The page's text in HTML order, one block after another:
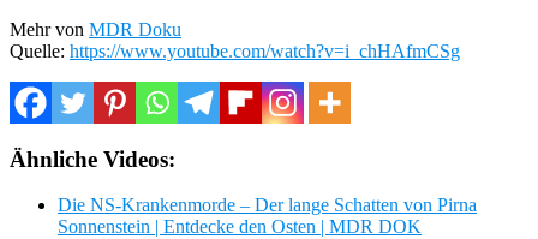
Mehr von MDR Doku
Quelle: https://www.youtube.com/watch?v=i_chHAfmCSg
Ähnliche Videos:
Die NS-Krankenmorde – Der lange Schatten von Pirna
Sonnenstein | Entdecke den Osten | MDR DOK